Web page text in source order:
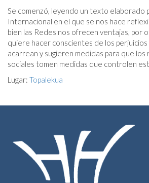
Se comenzó, leyendo un texto elaborado
Internacional en el que se nos hace
bien las Redes nos ofrecen ventajas, por
quiere hacer conscientes de los
acarrean y sugieren medidas para que los
sociales tomen medidas que controlen
Lugar: Topalekua